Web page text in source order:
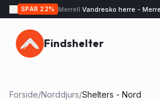
SPAR 22% Merrell Vandresko herre - Merrell Tempo
Findshelter
Forside/Norddjurs/Shelters - Nord